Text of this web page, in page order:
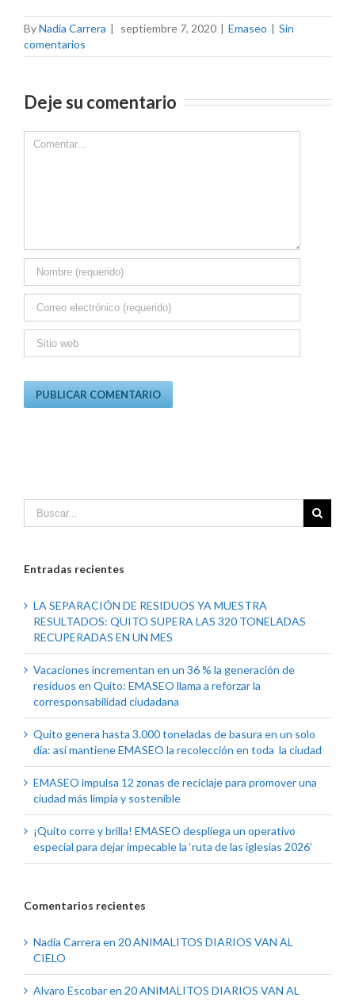
ByNadia Carrera | septiembre 7, 2020 | Emaseo | Sin
comentarios
Deje su comentario
Comment
Entradas recientes
LA SEPARACIÓN DE RESIDUOS YA MUESTRA
RESULTADOS: QUITO SUPERA LAS 320 TONELADAS
RECUPERADAS EN UN MES
Vacaciones incrementan en un 36 % la generación de
residuos en Quito: EMASEO llama a reforzar la
corresponsabilidad ciudadana
Quito genera hasta 3.000 toneladas de basura en un solo
día: así mantiene EMASEO la recolección en toda la ciudad
EMASEO impulsa 12 zonas de reciclaje para promover una
ciudad más limpia y sostenible
¡Quito corre y brilla! EMASEO despliega un operativo
especial para dejar impecable la ‘ruta de las iglesias 2026’
Comentarios recientes
Nadia Carrera en 20 ANIMALITOS DIARIOS VAN AL
CIELO
Alvaro Escobaren 20 ANIMALITOS DIARIOS VAN AL